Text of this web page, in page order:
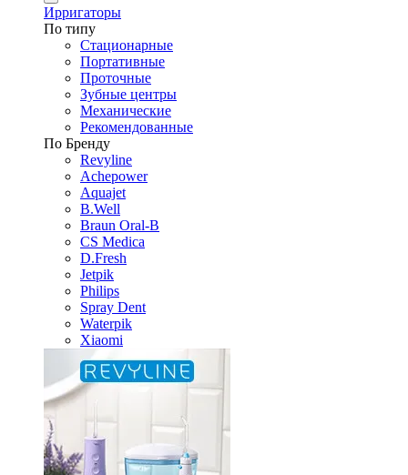
Ирригаторы
По типу
Стационарные
Портативные
Проточные
Зубные центры
Механические
Рекомендованные
По Бренду
Revyline
Achepower
Aquajet
B.Well
Braun Oral-B
CS Medica
D.Fresh
Jetpik
Philips
Spray Dent
Waterpik
Xiaomi